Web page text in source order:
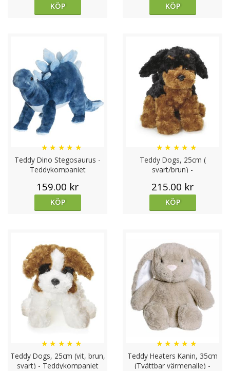
KÖP KÖP
Teddy Dino Stegosaurus -
Teddykompaniet
★ ★ ★ ★ ★
159.00 kr
KÖP
Teddy Dogs, 25cm (
svart/brun) -
★ ★ ★ ★ ★
215.00 kr
KÖP
Teddy Dogs, 25cm (vit, brun,
svart) - Teddykompaniet
★ ★ ★ ★ ★
Teddy Heaters Kanin, 35cm
(Tvättbar värmenalle) -
★ ★ ★ ★ ★